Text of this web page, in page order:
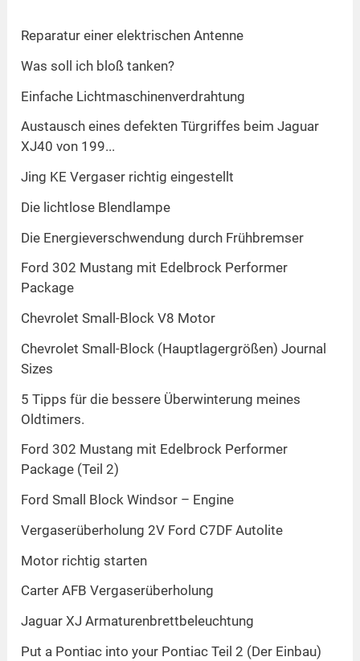
Reparatur einer elektrischen Antenne
Was soll ich bloß tanken?
Einfache Lichtmaschinenverdrahtung
Austausch eines defekten Türgriffes beim Jaguar
XJ40 von 199...
Jing KE Vergaser richtig eingestellt
Die lichtlose Blendlampe
Die Energieverschwendung durch Frühbremser
Ford 302 Mustang mit Edelbrock Performer
Package
Chevrolet Small-Block V8 Motor
Chevrolet Small-Block (Hauptlagergrößen) Journal
Sizes
5 Tipps für die bessere Überwinterung meines
Oldtimers.
Ford 302 Mustang mit Edelbrock Performer
Package (Teil 2)
Ford Small Block Windsor – Engine
Vergaserüberholung 2V Ford C7DF Autolite
Motor richtig starten
Carter AFB Vergaserüberholung
Jaguar XJ Armaturenbrettbeleuchtung
Put a Pontiac into your Pontiac Teil 2 (Der Einbau)